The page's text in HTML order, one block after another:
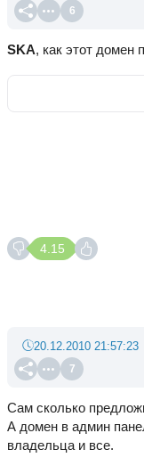
6
SKA, как этот домен
4.15
7
20.12.2010 21:57:23
Сам сколько
А домен в админ
владельца и все.